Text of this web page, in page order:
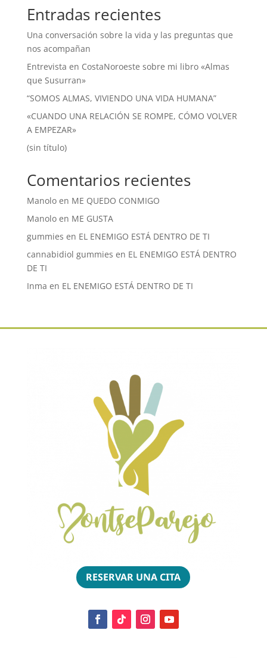
Entradas recientes
Una conversación sobre la vida y las preguntas que
nos acompañan
Entrevista en CostaNoroeste sobre mi libro «Almas
que Susurran»
“SOMOS ALMAS, VIVIENDO UNA VIDA HUMANA”
«CUANDO UNA RELACIÓN SE ROMPE, CÓMO VOLVER
A EMPEZAR»
(sin título)
Comentarios recientes
Manoloen ME QUEDO CONMIGO
Manoloen ME GUSTA
gummies en EL ENEMIGO ESTÁ DENTRO DE TI
cannabidiol gummies en EL ENEMIGO ESTÁ DENTRO
DE TI
Inma en EL ENEMIGO ESTÁ DENTRO DE TI
RESERVAR UNA CITA